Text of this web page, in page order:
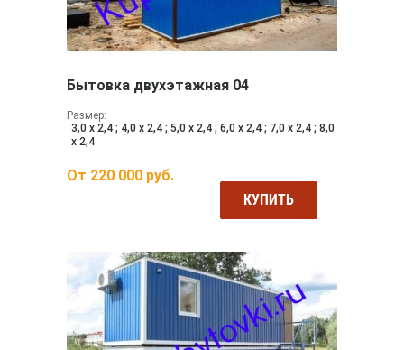
Бытовка двухэтажная 04
Размер:
3,0 х 2,4 ; 4,0 х 2,4 ; 5,0 х 2,4 ; 6,0 х 2,4 ; 7,0 х 2,4 ; 8,0
х 2,4
От 220 000 руб.
КУПИТЬ